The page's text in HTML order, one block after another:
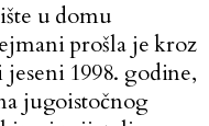
u domu
prošla je kroz
1998. godine,
jugoistočnog